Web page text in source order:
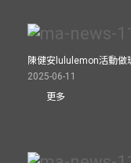
陳健安lululemon活動做
2025-06-11
更多